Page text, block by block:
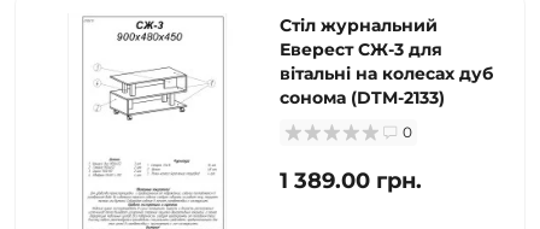
Стіл журнальний
Еверест СЖ-3 для
вітальні на колесах дуб
сонома (DTM-2133)
0
1 389.00 грн.